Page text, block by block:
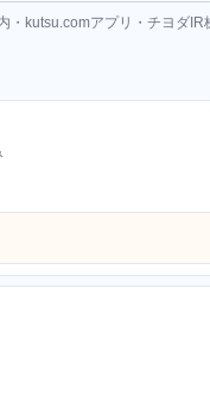
・kutsu.comアプリ・チヨダIR